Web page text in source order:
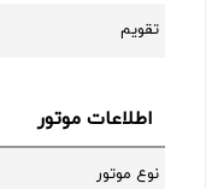
تقویم
اطلاعات موتور
نوع موتور